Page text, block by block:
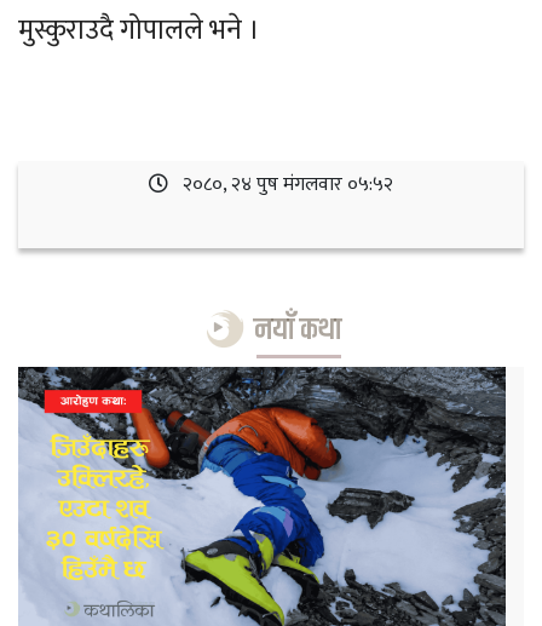
मुस्कुराउदै गोपालले भने ।
२०८०, २४ पुष मंगलवार ०५:५२
नयाँ कथा